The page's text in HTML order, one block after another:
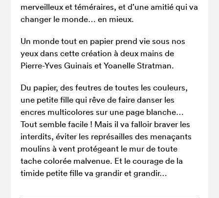
merveilleux et téméraires, et d’une amitié qui va
changer le monde… en mieux.
Un monde tout en papier prend vie sous nos
yeux dans cette création à deux mains de
Pierre-Yves Guinais et Yoanelle Stratman.
Du papier, des feutres de toutes les couleurs,
une petite fille qui rêve de faire danser les
encres multicolores sur une page blanche…
Tout semble facile ! Mais il va falloir braver les
interdits, éviter les représailles des menaçants
moulins à vent protégeant le mur de toute
tache colorée malvenue. Et le courage de la
timide petite fille va grandir et grandir…